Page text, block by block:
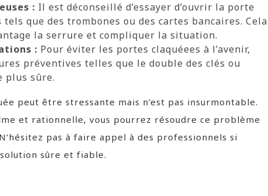
: Il est déconseillé d’essayer d’ouvrir la porte
que des trombones ou des cartes bancaires. Cela
la serrure et compliquer la situation.
: Pour éviter les portes claquéees à l’avenir,
préventives telles que le double des clés ou
plus sûre.
peut être stressante mais n’est pas insurmontable.
et rationnelle, vous pourrez résoudre ce problème
pas à faire appel à des professionnels si
sûre et fiable.